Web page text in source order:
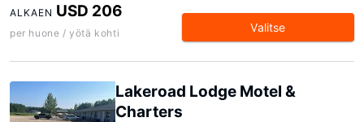
ALKAEN USD 206
per huone / yötä kohti Valitse
Lakeroad Lodge Motel &
Charters